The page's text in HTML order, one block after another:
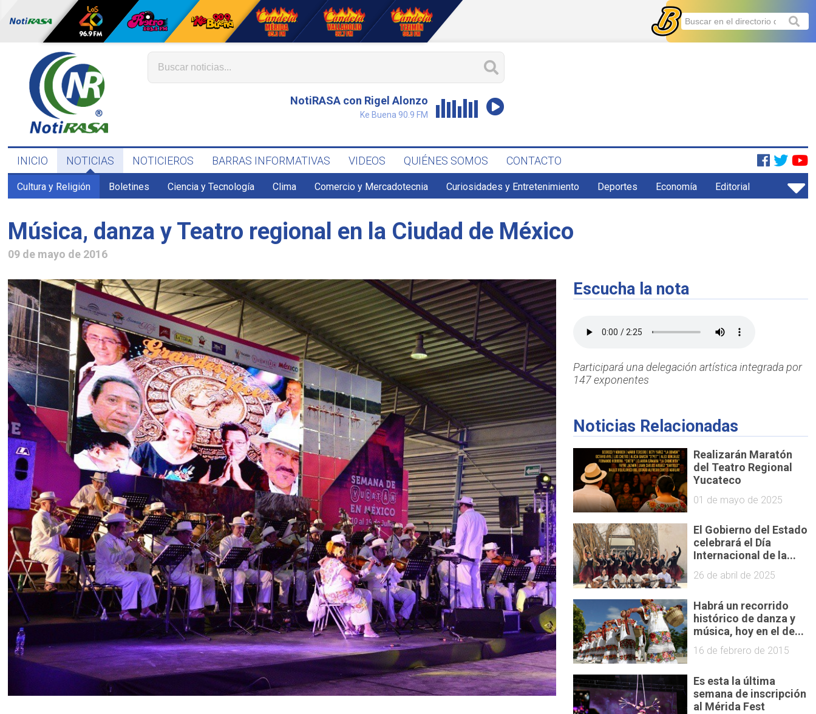
NotiRASA con Rigel Alonzo
Ke Buena 90.9 FM
INICIO NOTICIAS NOTICIEROS BARRAS INFORMATIVAS VIDEOS QUIÉNES SOMOS CONTACTO
Cultura y Religión Boletines Ciencia y Tecnología Clima Comercio y Mercadotecnia Curiosidades y Entretenimiento Deportes Economía Editorial
Música, danza y Teatro regional en la Ciudad de México
09 de mayo de 2016
Escucha la nota
Participará una delegación artística integrada por
147 exponentes
Noticias Relacionadas
Realizarán Maratón
del Teatro Regional
Yucateco
01 de mayo de 2025
El Gobierno del Estado
celebrará el Día
Internacional de la...
26 de abril de 2025
Habrá un recorrido
histórico de danza y
música, hoy en el de...
16 de febrero de 2015
Es esta la última
semana de inscripción
al Mérida Fest